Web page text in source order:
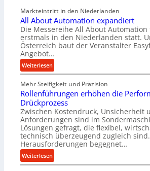
e
r
s
o
u
n
g
e
n
t
s
p
a
n
s
c
h
i
n
e
n
a
u
B
e
s
t
e
l
Markteintritt in den Niederlanden
All About Automation expandiert
Die Messereihe All About Automation
erstmals in den Niederlanden statt.
Österreich baut der Veranstalter
Angebot…
Weiterlesen:
A
l
l
A
b
o
u
t
A
u
Mehr Steifigkeit und Präzision
Rollenführungen erhöhen die
Drückprozess
Zwischen Kostendruck, Unsicherheit
Anforderungen sind im
Lösungen gefragt, die flexibel,
technisch überzeugend zugleich
Herausforderungen begegnet…
Weiterlesen:
R